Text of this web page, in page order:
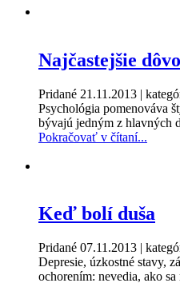
Najčastejšie
Pridané 21.11.2013 |
Psychológia pomenováva
bývajú jedným z hlavných
Pokračovať v čítaní...
Keď bolí duša
Pridané 07.11.2013 |
Depresie, úzkostné stavy,
ochorením: nevedia, ako